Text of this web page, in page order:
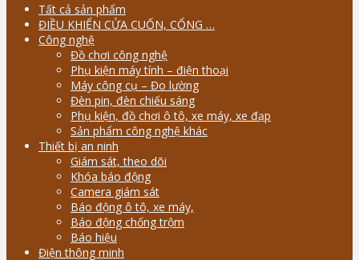
Tất cả sản phẩm
ĐIỀU KHIỂN CỬA CUỐN, CỔNG …
Công nghệ
Đồ chơi công nghệ
Phụ kiện máy tính – điện thoại
Máy công cụ – Đo lường
Đèn pin, đèn chiếu sáng
Phụ kiện, đồ chơi ô tô, xe máy, xe đạp
Sản phẩm công nghệ khác
Thiết bị an ninh
Giám sát, theo dõi
Khóa báo động
Camera giám sát
Báo động ô tô, xe máy,
Báo động chống trộm
Báo hiệu
Điện thông minh